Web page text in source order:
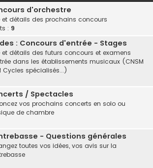
d'orchestre
et détails des prochains concours
: 9
: Concours d'entrée - Stages
et détails des futurs concours et examens
dans les établissements musicaux (CNSM
Cycles spécialisés...)
/ Spectacles
vos prochains concerts en solo ou
de chambre
- Questions générales
toutes vos idées, vos avis sur la